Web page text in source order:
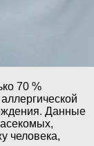
70 %
Данные
человека,